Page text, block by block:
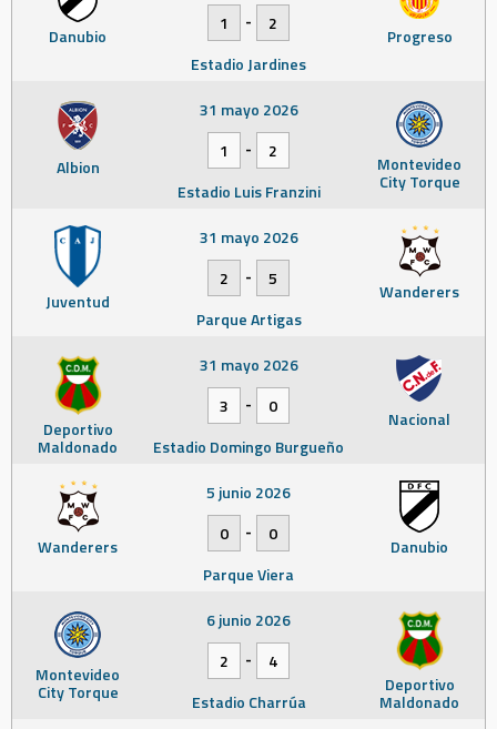
Danubio Progreso
1
-
2
Estadio Jardines
Albion Montevideo
City Torque
31 mayo 2026
1
-
2
Estadio Luis Franzini
Juventud Wanderers
31 mayo 2026
2
-
5
Parque Artigas
Deportivo
Maldonado
Nacional
31 mayo 2026
3
-
0
Estadio Domingo Burgueño
Wanderers Danubio
5 junio 2026
0
-
0
Parque Viera
Montevideo
City Torque Deportivo
Maldonado
6 junio 2026
2
-
4
Estadio Charrúa